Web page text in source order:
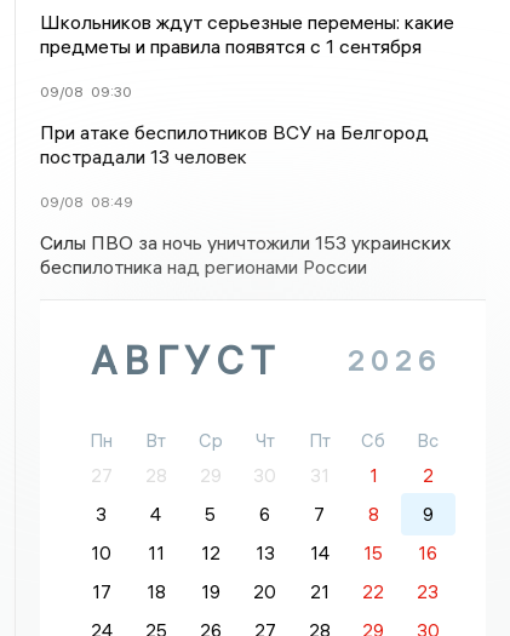
Школьников ждут серьезные перемены: какие
предметы и правила появятся с 1 сентября
09/08 09:30
При атаке беспилотников ВСУ на Белгород
пострадали 13 человек
09/08 08:49
Силы ПВО за ночь уничтожили 153 украинских
беспилотника над регионами России
АВГУСТ 2026
Пн Вт Ср Чт Пт Сб
Вс
27
28 29 30 31 1
2
3
4 5 6 7 8
9
10
11 12 13 14 15
16
17
18 19 20 21 22
23
24
25 26 27 28 29
30